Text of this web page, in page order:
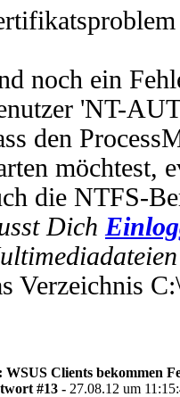
noch ein
'NT-
den
möchtest,
die NTFS-
Dich
Verzeichnis
WSUS Clients bekommen
#13 - 27.08.12 um